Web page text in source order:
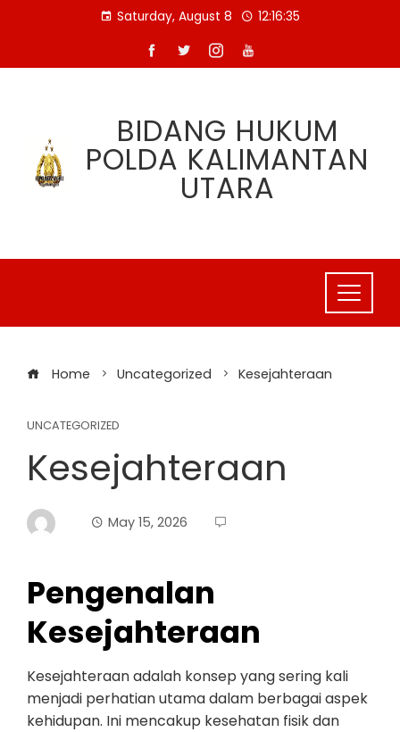
Saturday, August 8 12:16:36
BIDANG HUKUM
POLDA KALIMANTAN
UTARA
Home Uncategorized Kesejahteraan
UNCATEGORIZED
Kesejahteraan
May 15, 2026
Pengenalan
Kesejahteraan
Kesejahteraan adalah konsep yang sering kali
menjadi perhatian utama dalam berbagai aspek
kehidupan. Ini mencakup kesehatan fisik dan